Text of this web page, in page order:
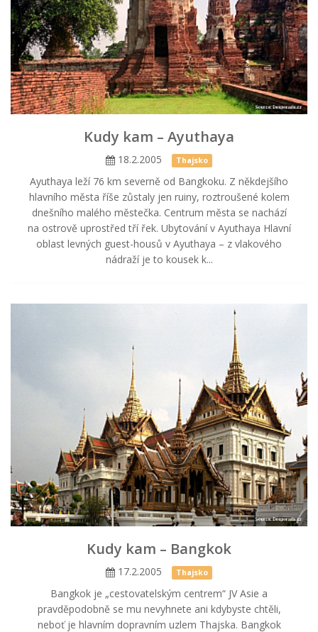
Kudy kam – Ayuthaya
18.2.2005 Thajsko
Ayuthaya leží 76 km severně od Bangkoku. Z někdejšího
hlavního města říše zůstaly jen ruiny, roztroušené kolem
dnešního malého městečka. Centrum města se nachází
na ostrově uprostřed tří řek. Ubytování v Ayuthaya Hlavní
oblast levných guest-housů v Ayuthaya – z vlakového
nádraží je to kousek k...
Kudy kam – Bangkok
17.2.2005 Thajsko
Bangkok je „cestovatelským centrem“ JV Asie a
pravděpodobně se mu nevyhnete ani kdybyste chtěli,
neboť je hlavním dopravním uzlem Thajska. Bangkok